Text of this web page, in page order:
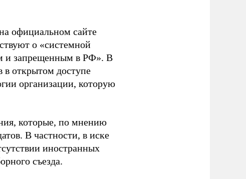
официальном сайте
о «системной
и запрещенным в РФ». В
в открытом доступе
организации, которую
которые, по мнению
В частности, в иске
иностранных
съезда.